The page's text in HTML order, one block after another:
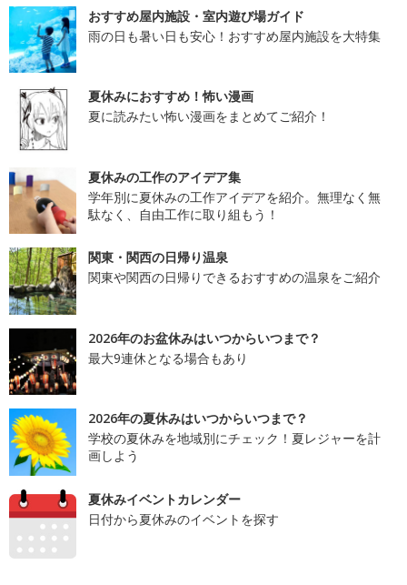
おすすめ屋内施設・室内遊び場ガイド
雨の日も暑い日も安心！おすすめ屋内施設を大特集
夏休みにおすすめ！怖い漫画
夏に読みたい怖い漫画をまとめてご紹介！
夏休みの工作のアイデア集
学年別に夏休みの工作アイデアを紹介。無理なく無
駄なく、自由工作に取り組もう！
関東・関西の日帰り温泉
関東や関西の日帰りできるおすすめの温泉をご紹介
2026年のお盆休みはいつからいつまで？
最大9連休となる場合もあり
2026年の夏休みはいつからいつまで？
学校の夏休みを地域別にチェック！夏レジャーを計
画しよう
夏休みイベントカレンダー
日付から夏休みのイベントを探す